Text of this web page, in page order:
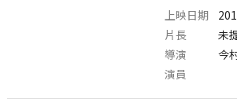
上映日期
片長
未
導演
今
演員